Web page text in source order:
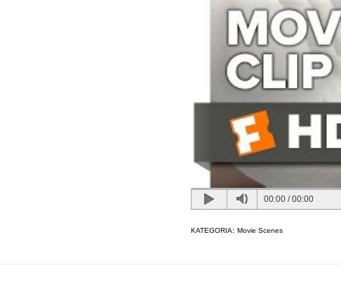
00:00 /00:00
KATEGORIA: Movie Scenes